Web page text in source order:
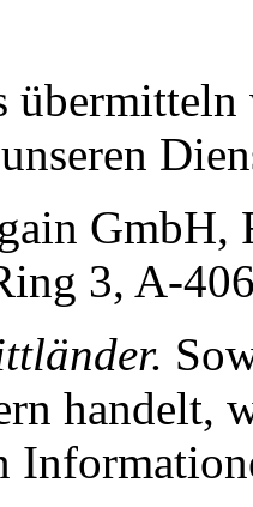
GmbH,
3, A-
handelt,